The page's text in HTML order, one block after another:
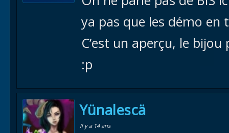
ya pas que les démo en
C’est un aperçu, le
:p
Yünalescä
Il y a 14 ans